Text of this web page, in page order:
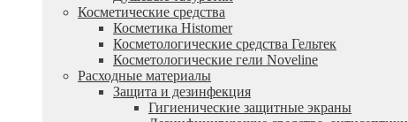
Косметические средства
Косметика Histomer
Косметологические средства Гельтек
Косметологические гели Noveline
Расходные материалы
Защита и дезинфекция
Гигиенические защитные экраны